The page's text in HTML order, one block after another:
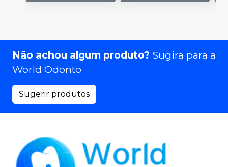
Não achou algum produto? Sugira para a
World Odonto
Sugerir produtos